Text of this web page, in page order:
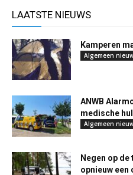
LAATSTE NIEUWS
Kamperen
Algemeen
ANWB
medische
Algemeen
Negen op
opnieuw een